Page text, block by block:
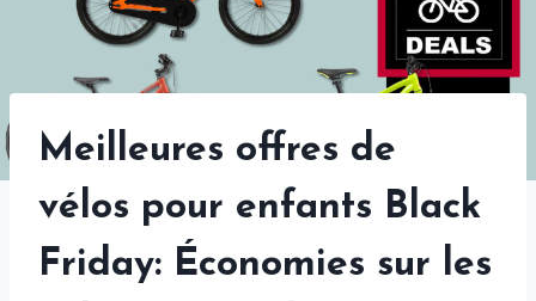
Meilleures offres de
vélos pour enfants Black
Friday: Économies sur les